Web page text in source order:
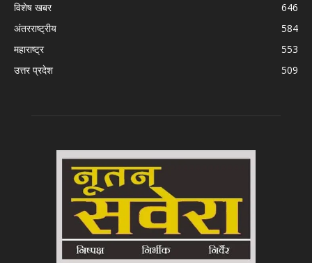
विशेष खबर
646
अंतरराष्ट्रीय
584
महाराष्ट्र
553
उत्तर प्रदेश
509